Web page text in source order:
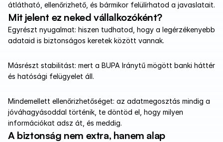
átlátható, ellenőrizhető, és bármikor felülírhatod a javaslatait.
Mit jelent ez neked vállalkozóként?
Egyrészt nyugalmat: hiszen tudhatod, hogy a legérzékenyebb
adataid is biztonságos keretek között vannak.
Másrészt stabilitást: mert a BUPA Iránytű mögött banki háttér
és hatósági felügyelet áll.
Mindemellett ellenőrizhetőséget: az adatmegosztás mindig a
jóváhagyásoddal történik, te döntöd el, hogy milyen
információkat adsz át, és meddig.
A biztonság nem extra, hanem alap